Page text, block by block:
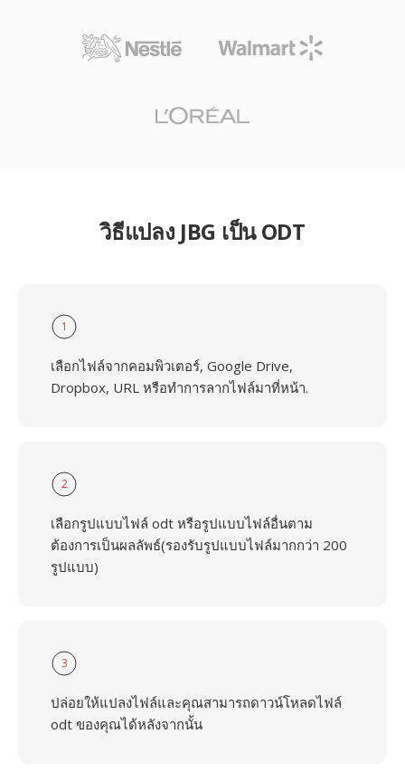
วิธีแปลง JBG เป็น ODT
1
เลือกไฟล์จากคอมพิวเตอร์, Google Drive,
Dropbox, URL หรือทำการลากไฟล์มาที่หน้า.
2
เลือกรูปแบบไฟล์ odt หรือรูปแบบไฟล์อื่นตาม
ต้องการเป็นผลลัพธ์(รองรับรูปแบบไฟล์มากกว่า 200
รูปแบบ)
3
ปล่อยให้แปลงไฟล์และคุณสามารถดาวน์โหลดไฟล์
odt ของคุณได้หลังจากนั้น